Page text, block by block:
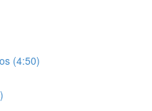
(4:50)